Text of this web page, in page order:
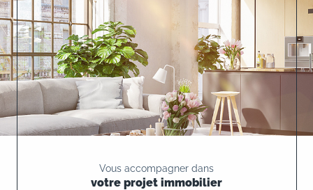
Vous accompagner dans
votre projet immobilier